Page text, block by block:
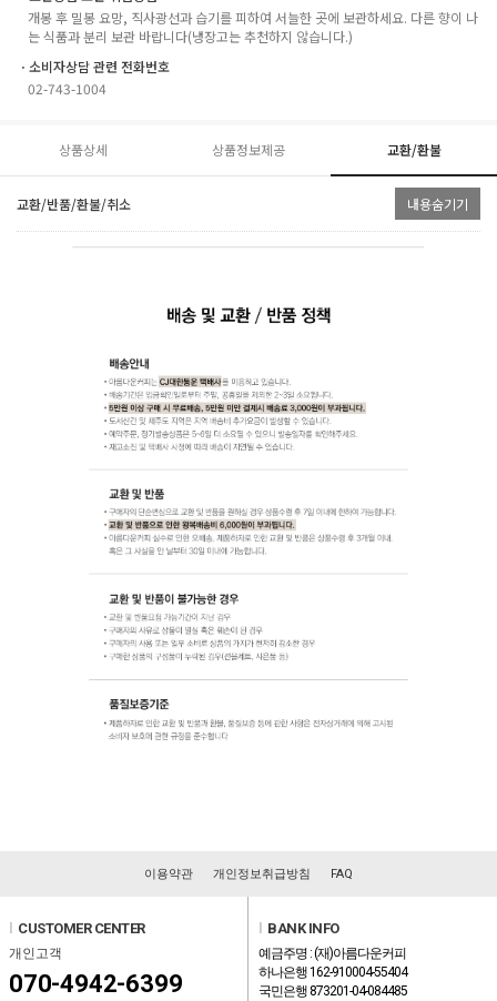
개봉 후 밀봉 요망, 직사광선과 습기를 피하여 서늘한 곳에 보관하세요. 다른 향이 나
는 식품과 분리 보관 바랍니다(냉장고는 추천하지 않습니다.)
ㆍ소비자상담 관련 전화번호
02-743-1004
상품상세 상품정보제공 교환/환불
교환/반품/환불/취소 내용숨기기
이용약관 개인정보취급방침 FAQ
CUSTOMER CENTER
개인고객
070-4942-6399
BANK INFO
예금주명 : (재)아름다운커피
하나은행 162-910004-55404
국민은행 873201-04-084485